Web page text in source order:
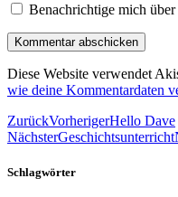
Benachrichtige mich
Diese Website verwendet
wie deine Kommentardaten
ZurückVorherigerHello Dave
NächsterGeschichtsunterricht
Schlagwörter